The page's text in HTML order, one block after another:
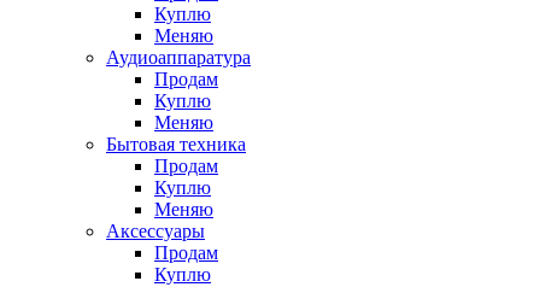
Куплю
Меняю
Аудиоаппаратура
Продам
Куплю
Меняю
Бытовая техника
Продам
Куплю
Меняю
Аксессуары
Продам
Куплю